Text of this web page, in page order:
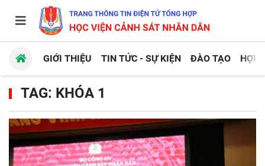
GIỚI THIỆU TIN TỨC - SỰ KIỆN ĐÀO TẠO HỢP
TAG: KHÓA 1